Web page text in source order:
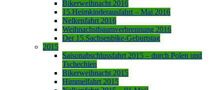
Bikerweihnacht 2016
15.Heimkinderausfahrt – Mai 2016
Nelkenfahrt 2016
Weihnachstbaumverbrennung 2016
Der 15.Sachsenbike-Geburtstag
2015
Saisonabschlussfahrt 2015 – durch Polen und
Tschechien
Bikerweihnacht 2015
Himmelfahrt 2015